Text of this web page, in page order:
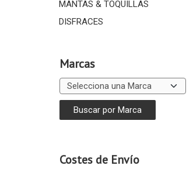
MANTAS & TOQUILLAS
DISFRACES
Marcas
Costes de Envío